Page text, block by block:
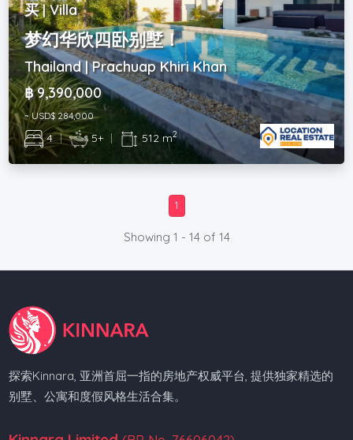
买 | Villa
梦幻华欣四卧别墅！
Thailand | Prachuap Khiri Khan
฿ 9,390,000
~ USD$ 284,000
4 | 5+ | 512 m2
1
Showing 1 - 14 of 14
探索Kinnara, 亚洲首屈一指的房地产权威平台, 提供独家精选的
别墅、公寓和度假风格生活合集。